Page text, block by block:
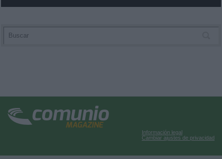
Información legal
Cambiar ajustes de privacidad